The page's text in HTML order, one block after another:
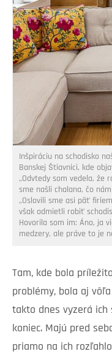
Inšpiráciu na schodisko
Banskej Štiavnici, kde
„Odvtedy som vedela, že
sme našli chalana, čo
„Oslovili sme asi päť
však odmietli robiť
Hovorila som im: Áno, ja
medzery, ale práve to je
Tam, kde bola
problémy, bola aj
takto dnes vyzerá ich
koniec. Majú pred
priamo na ich